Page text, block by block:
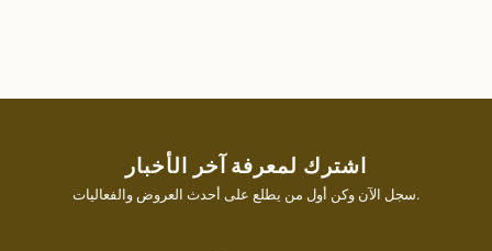
اشترك لمعرفة آخر الأخبار
سجل الآن وكن أول من يطلع على أحدث العروض والفعاليات.